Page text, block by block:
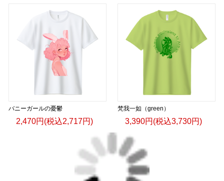
バニーガールの憂鬱
2,470円(税込2,717円)
梵我一如（green）
3,390円(税込3,730円)